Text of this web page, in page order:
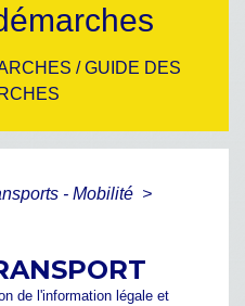
/GUIDE DES
- Mobilité >
de l'information légale et